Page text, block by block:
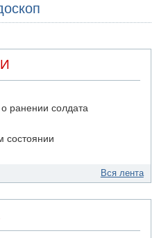
ранении солдата
состоянии
нападения хуситов и
Вся лента